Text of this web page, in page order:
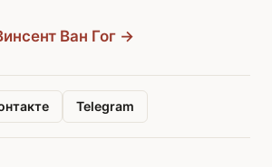
Ван Гог →
Telegram